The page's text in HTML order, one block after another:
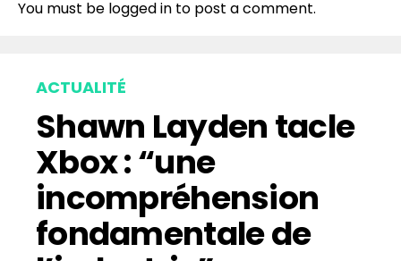
You must be logged in to post a comment.
ACTUALITÉ
Shawn Layden tacle
Xbox : “une
incompréhension
fondamentale de
Pinterest